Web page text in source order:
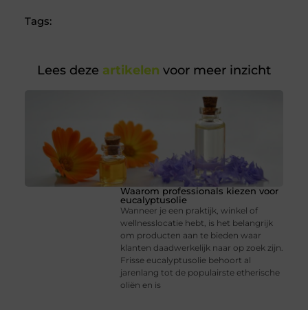
Tags:
Lees deze artikelen voor meer inzicht
Waarom professionals kiezen voor
eucalyptusolie
Wanneer je een praktijk, winkel of
wellnesslocatie hebt, is het belangrijk
om producten aan te bieden waar
klanten daadwerkelijk naar op zoek zijn.
Frisse eucalyptusolie behoort al
jarenlang tot de populairste etherische
oliën en is